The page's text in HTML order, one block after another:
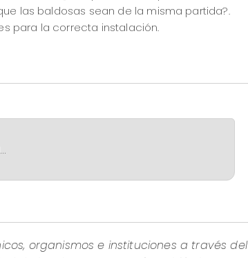
las baldosas sean de la misma partida?.
para la correcta instalación.
organismos e instituciones a través del